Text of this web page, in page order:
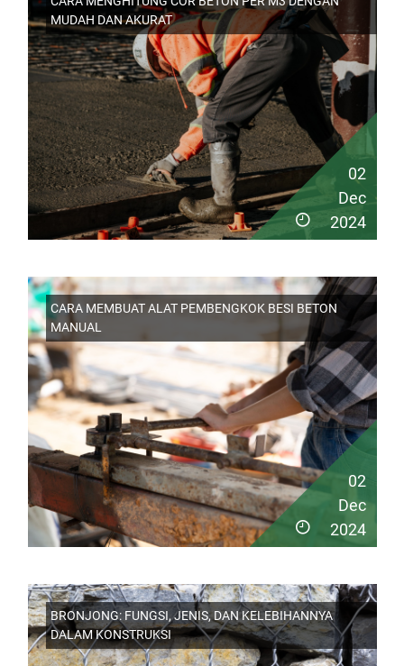
MUDAH DAN AKURAT
02
Dec
2024
CARA MEMBUAT ALAT PEMBENGKOK BESI BETON
MANUAL
02
Dec
2024
BRONJONG: FUNGSI, JENIS, DAN KELEBIHANNYA
DALAM KONSTRUKSI